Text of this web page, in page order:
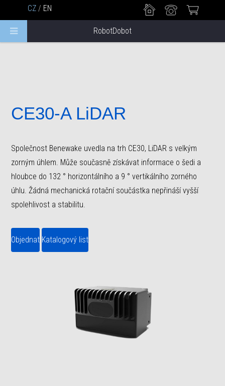
CZ/ EN
CE30-A LiDAR
Společnost Benewake uvedla na trh CE30, LiDAR s velkým
zorným úhlem. Může současně získávat informace o šedi a
hloubce do 132 ° horizontálního a 9 ° vertikálního zorného
úhlu. Žádná mechanická rotační součástka nepřináší vyšší
spolehlivost a stabilitu.
Objednat Katalogový list
RobotDobot